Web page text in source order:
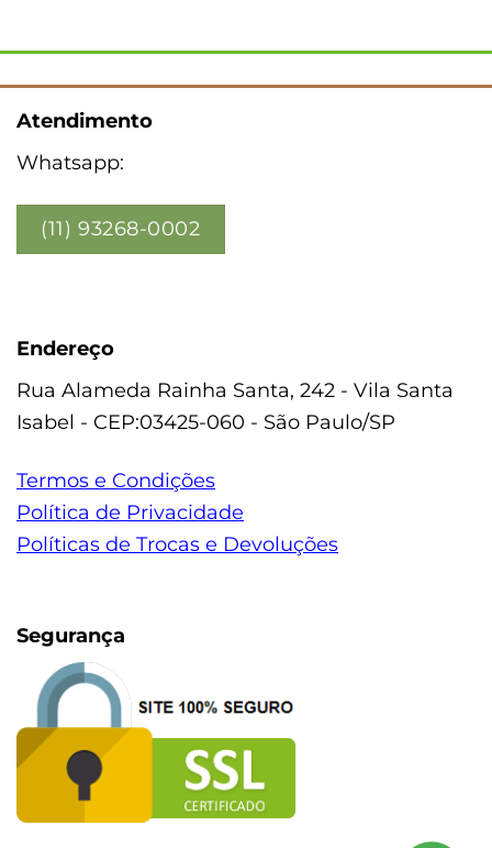
Atendimento
Whatsapp:
(11) 93268-0002
Endereço
Rua Alameda Rainha Santa, 242 - Vila Santa
Isabel - CEP:03425-060 - São Paulo/SP
Termos e Condições
Política de Privacidade
Políticas de Trocas e Devoluções
Segurança